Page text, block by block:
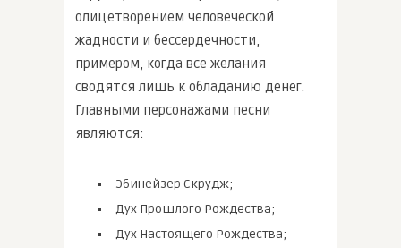
олицетворением человеческой
жадности и бессердечности,
примером, когда все желания
сводятся лишь к обладанию денег.
Главными персонажами песни
являются:
Эбинейзер Скрудж;
Дух Прошлого Рождества;
Дух Настоящего Рождества;